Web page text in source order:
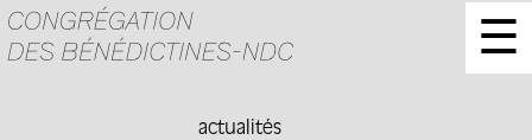
☰
actualités